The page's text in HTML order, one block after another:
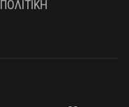
ΠΟΛΙΤΙΚΉ